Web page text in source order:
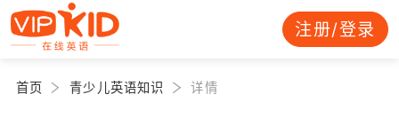
注册/登录
首页 青少儿英语知识 详情